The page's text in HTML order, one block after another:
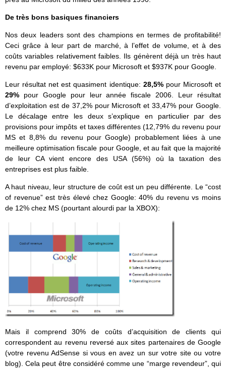
De très bons basiques financiers
Nos deux leaders sont des champions en termes de profitabilité!
Ceci grâce à leur part de marché, à l’effet de volume, et à des
coûts variables relativement faibles. Ils génèrent déjà un très haut
revenu par employé: $633K pour Microsoft et $937K pour Google.
Leur résultat net est quasiment identique: 28,5%pour Microsoft et
29% pour Google pour leur année fiscale 2006. Leur résultat
d’exploitation est de 37,2% pour Microsoft et 33,47% pour Google.
Le décalage entre les deux s’explique en particulier par des
provisions pour impôts et taxes différentes (12,79% du revenu pour
MS et 8,8% du revenu pour Google) probablement liées à une
meilleure optimisation fiscale pour Google, et au fait que la majorité
de leur CA vient encore des USA (56%) où la taxation des
entreprises est plus faible.
A haut niveau, leur structure de coût est un peu différente. Le “cost
of revenue” est très élevé chez Google: 40% du revenu vs moins
de 12% chez MS (pourtant alourdi par la XBOX):
Mais il comprend 30% de coûts d’acquisition de clients qui
correspondent au revenu reversé aux sites partenaires de Google
(votre revenu AdSense si vous en avez un sur votre site ou votre
blog). Cela peut être considéré comme une “marge revendeur”, qui